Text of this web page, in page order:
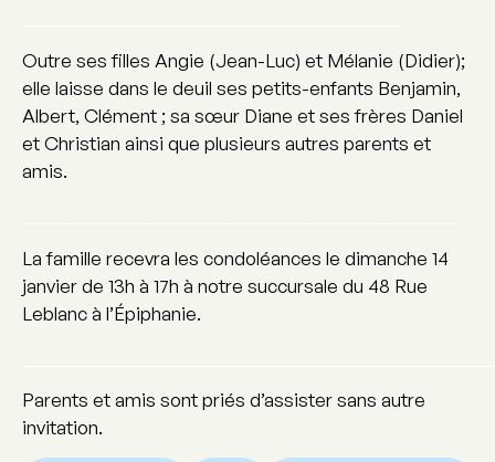
Outre ses filles Angie (Jean-Luc) et Mélanie (Didier);
elle laisse dans le deuil ses petits-enfants Benjamin,
Albert, Clément ; sa sœur Diane et ses frères Daniel
et Christian ainsi que plusieurs autres parents et
amis.
La famille recevra les condoléances le dimanche 14
janvier de 13h à 17h à notre succursale du 48 Rue
Leblanc à l’Épiphanie.
Parents et amis sont priés d’assister sans autre
invitation.